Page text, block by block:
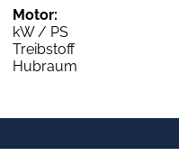
Motor:
kW / PS
Treibstoff
Hubraum